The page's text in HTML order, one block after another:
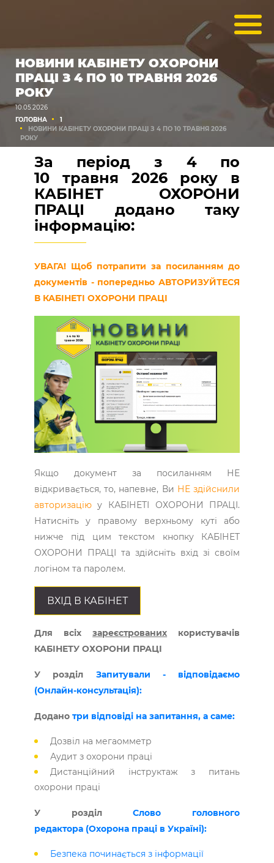
НОВИНИ КАБІНЕТУ ОХОРОНИ
ПРАЦІ З 4 ПО 10 ТРАВНЯ 2026
РОКУ
10.05.2026
ГОЛОВНА
1
НОВИНИ КАБІНЕТУ ОХОРОНИ ПРАЦІ З 4 ПО 10 ТРАВНЯ 2026
РОКУ
За період з 4 по
10 травня 2026 року​ в
КАБІНЕТ ОХОРОНИ
ПРАЦІ додано таку
інформацію:
УВАГА! Щоб потрапити за посиланням до
документів - попередньо АВТОРИЗУЙТЕСЯ
В КАБІНЕТІ ОХОРОНИ ПРАЦІ
Якщо документ за посиланням НЕ
відкривається, то, напевне, Ви НЕ здійснили
авторизаціюу КАБІНЕТІ ОХОРОНИ ПРАЦІ.
Натисніть у правому верхньому куті або
нижче під цим текстом кнопку КАБІНЕТ
ОХОРОНИ ПРАЦІ та здійсніть вхід зі своїм
логіном та паролем.
ВХІД В КАБІНЕТ
Для всіхзареєстрованих користувачів
КАБІНЕТУ ОХОРОНИ ПРАЦІ
У розділ Запитували - відповідаємо
(Онлайн-консультація):
Додано три відповіді на запитання, а саме:
Дозвіл на мегаомметр
Аудит з охорони праці
Дистанційний інструктаж з питань
охорони праці
У розділСлово головного
редактора (Охорона праці в Україні):
Безпека починається з інформації